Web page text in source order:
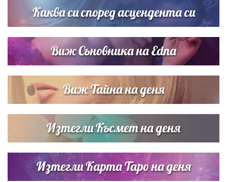
Каква си според асцендента си
Виж Съновника на Edna
Виж Тайна на деня
Изтегли Късмет на деня
Изтегли Карта Таро на деня